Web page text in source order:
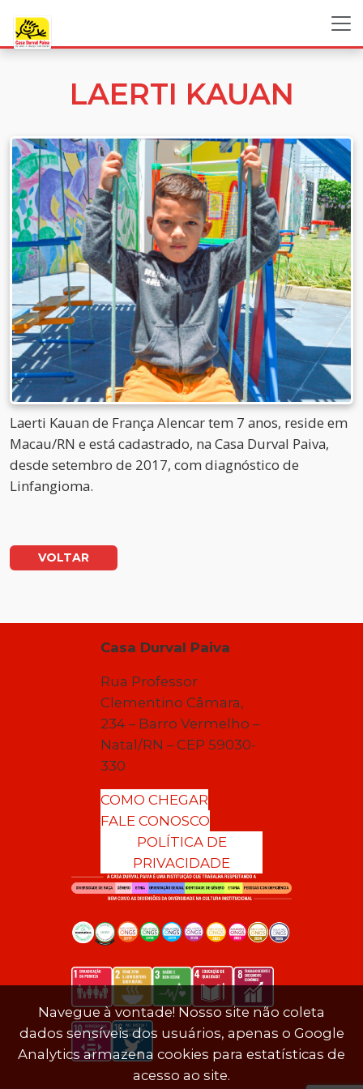
LAERTI KAUAN
Laerti Kauan de França Alencar tem 7 anos, reside em
Macau/RN e está cadastrado, na Casa Durval Paiva,
desde setembro de 2017, com diagnóstico de
Linfangioma.
VOLTAR
Casa Durval Paiva
Rua Professor
Clementino Câmara,
234 – Barro Vermelho –
Natal/RN – CEP 59030-
330
COMO CHEGAR
FALE CONOSCO
POLÍTICA DE
PRIVACIDADE
Navegue à vontade! Nosso site não coleta
dados sensíveis dos usuários, apenas o Google
Analytics armazena cookies para estatísticas de
acesso ao site.